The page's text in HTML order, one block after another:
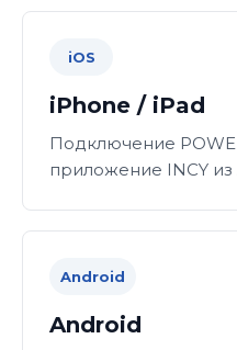
iOS
iPhone / iPad
Подключение
приложение INCY из
Android
Android